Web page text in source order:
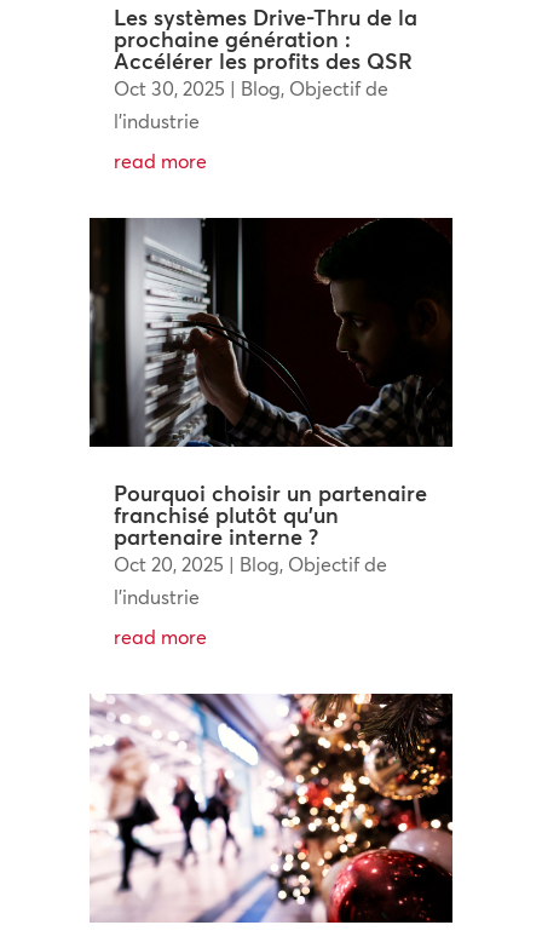
Les systèmes Drive-Thru de la
prochaine génération :
Accélérer les profits des QSR
Oct 30, 2025 | Blog, Objectif de
l'industrie
read more
Pourquoi choisir un partenaire
franchisé plutôt qu’un
partenaire interne ?
Oct 20, 2025 | Blog, Objectif de
l'industrie
read more